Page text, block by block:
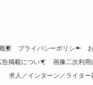
要 プライバシーポリシー
告掲載について
画像二次利用
求人／インターン／ライター